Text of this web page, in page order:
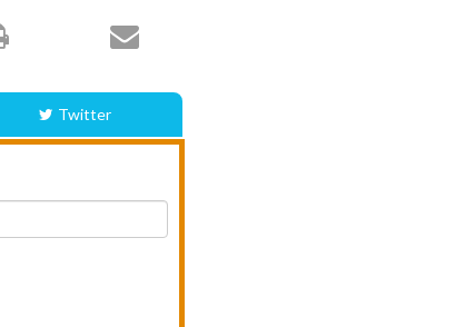
Twitter